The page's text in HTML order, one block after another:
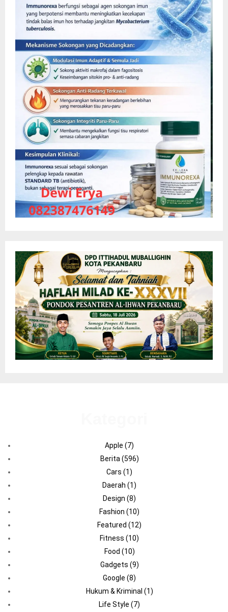
Apple (7)
Berita (596)
Cars (1)
Daerah (1)
Design (8)
Fashion (10)
Featured (12)
Fitness (10)
Food (10)
Gadgets (9)
Google (8)
Hukum & Kriminal (1)
Life Style (7)